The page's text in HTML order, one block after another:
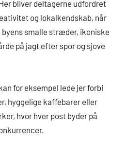
bliver deltagerne udfordret
og lokalkendskab, når
smalle stræder, ikoniske
på jagt efter spor og sjove
for eksempel lede jer forbi
hyggelige kaffebarer eller
hvor hver post byder på